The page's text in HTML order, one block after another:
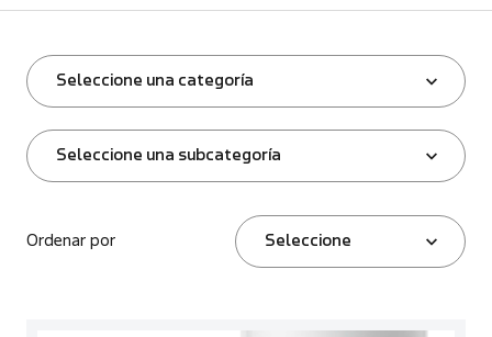
Seleccione una categoría
Seleccione una subcategoría
Ordenar por Seleccione